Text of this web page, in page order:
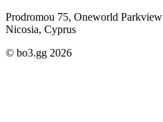
Prodromou 75, Oneworld
Nicosia, Cyprus
© bo3.gg 2026